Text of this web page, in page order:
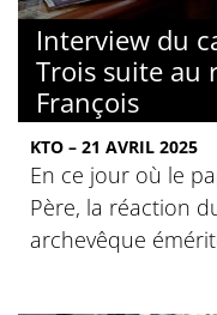
Interview du
Trois suite au
François
KTO – 21 AVRIL 2025
En ce jour où le
Père, la réaction
archevêque